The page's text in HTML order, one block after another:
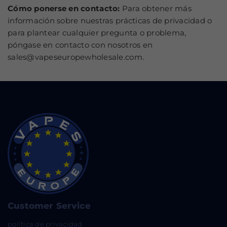
Cómo ponerse en contacto: Para obtener más
información sobre nuestras prácticas de privacidad o
para plantear cualquier pregunta o problema,
póngase en contacto con nosotros en
sales@vapeseuropewholesale.com.
Customer Service
política de privacidad